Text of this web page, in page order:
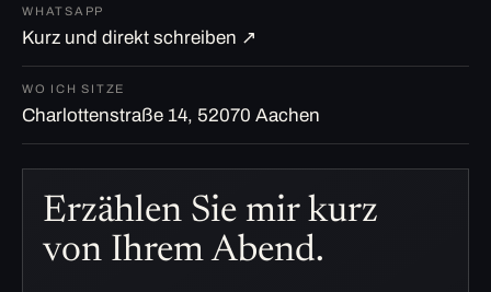
WHATSAPP
Kurz und direkt schreiben ↗
WO ICH SITZE
Charlottenstraße 14, 52070 Aachen
Erzählen Sie mir kurz
von Ihrem Abend.